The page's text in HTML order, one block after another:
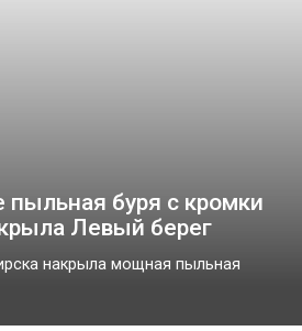
пыльная буря с кромки
Левый берег
накрыла мощная пыльная